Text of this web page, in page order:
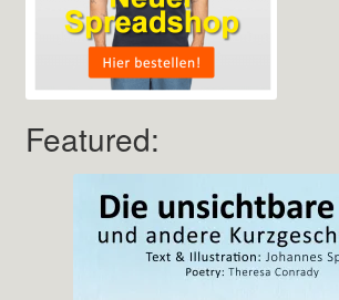
Featured: